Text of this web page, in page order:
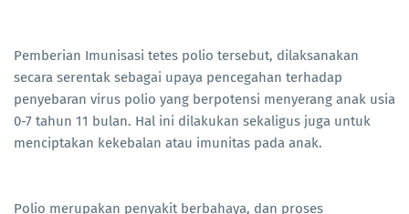
Pemberian Imunisasi tetes polio tersebut, dilaksanakan
secara serentak sebagai upaya pencegahan terhadap
penyebaran virus polio yang berpotensi menyerang anak usia
0-7 tahun 11 bulan. Hal ini dilakukan sekaligus juga untuk
menciptakan kekebalan atau imunitas pada anak.
Polio merupakan penyakit berbahaya, dan proses